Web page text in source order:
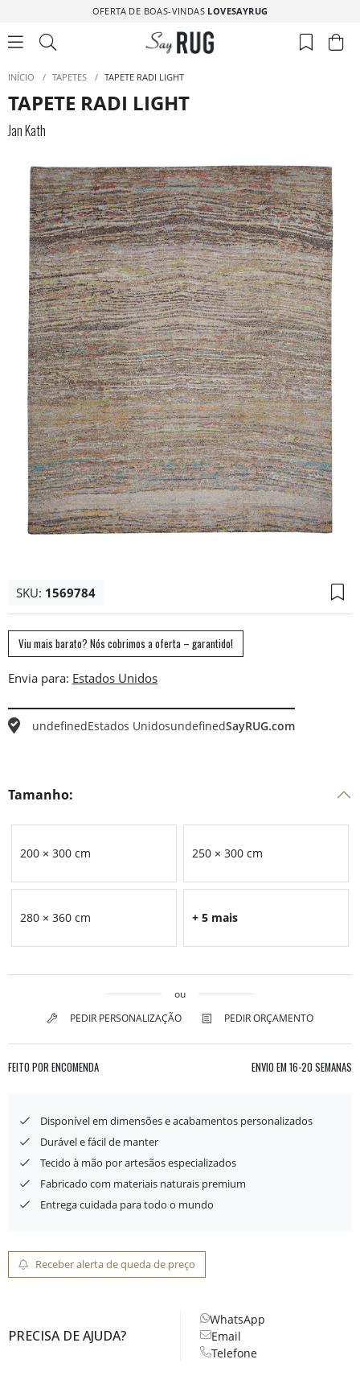
OFERTA DE BOAS-VINDAS LOVESAYRUG
INÍCIO / TAPETES / TAPETE RADI LIGHT
TAPETE RADI LIGHT
Jan Kath
SKU: 1569784
Viu mais barato? Nós cobrimos a oferta – garantido!
Envia para:
undefinedEstados UnidosundefinedSayRUG.com
Tamanho:
200 × 300 cm 250 × 300 cm
280 × 360 cm + 5 mais
ou
PEDIR PERSONALIZAÇÃO
PEDIR ORÇAMENTO
FEITO POR ENCOMENDA ENVIO EM 16-20 SEMANAS
Disponível em dimensões e acabamentos personalizados
Durável e fácil de manter
Tecido à mão por artesãos especializados
Fabricado com materiais naturais premium
Entrega cuidada para todo o mundo
Receber alerta de queda de preço
PRECISA DE AJUDA?
WhatsApp
Email
Telefone